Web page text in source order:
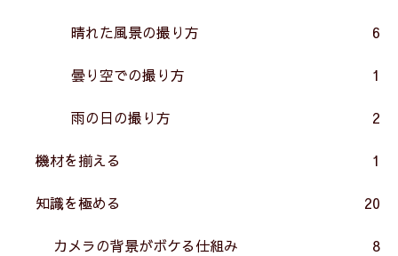
晴れた風景の撮り方 6
曇り空での撮り方 1
雨の日の撮り方 2
機材を揃える 1
知識を極める 20
カメラの背景がボケる仕組み 8